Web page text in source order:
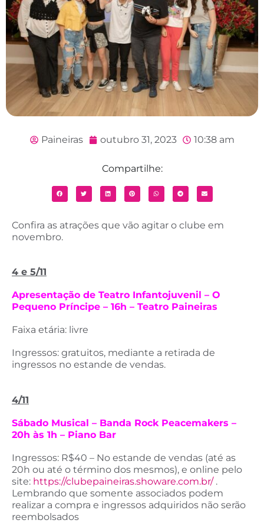
Paineiras outubro 31, 2023 10:38 am
Compartilhe:
Confira as atrações que vão agitar o clube em
novembro.
4 e 5/11
Apresentação de Teatro Infantojuvenil – O
Pequeno Príncipe – 16h – Teatro Paineiras
Faixa etária: livre
Ingressos: gratuitos, mediante a retirada de
ingressos no estande de vendas.
4/11
Sábado Musical – Banda Rock Peacemakers –
20h às 1h – Piano Bar
Ingressos: R$40 – No estande de vendas (até as
20h ou até o término dos mesmos), e online pelo
site: https://clubepaineiras.showare.com.br/.
Lembrando que somente associados podem
realizar a compra e ingressos adquiridos não serão
reembolsados